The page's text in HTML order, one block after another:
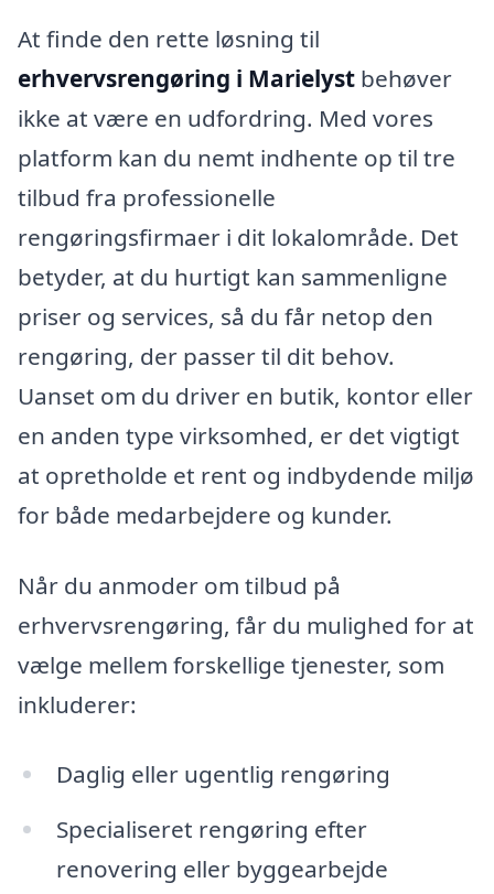
At finde den rette løsning til
erhvervsrengøring i Marielyst behøver
ikke at være en udfordring. Med vores
platform kan du nemt indhente op til tre
tilbud fra professionelle
rengøringsfirmaer i dit lokalområde. Det
betyder, at du hurtigt kan sammenligne
priser og services, så du får netop den
rengøring, der passer til dit behov.
Uanset om du driver en butik, kontor eller
en anden type virksomhed, er det vigtigt
at opretholde et rent og indbydende miljø
for både medarbejdere og kunder.
Når du anmoder om tilbud på
erhvervsrengøring, får du mulighed for at
vælge mellem forskellige tjenester, som
inkluderer:
Daglig eller ugentlig rengøring
Specialiseret rengøring efter
renovering eller byggearbejde